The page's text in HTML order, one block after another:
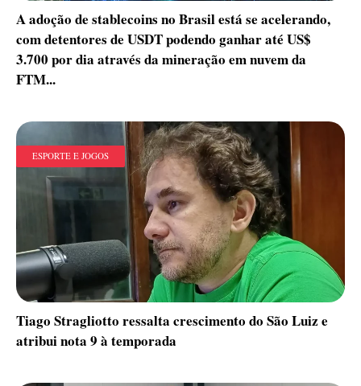
A adoção de stablecoins no Brasil está se acelerando,
com detentores de USDT podendo ganhar até US$
3.700 por dia através da mineração em nuvem da
FTM...
ESPORTE E JOGOS
Tiago Stragliotto ressalta crescimento do São Luiz e
atribui nota 9 à temporada